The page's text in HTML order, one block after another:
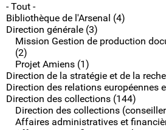
- Tout -
Bibliothèque de l'Arsenal (4)
Direction générale (3)
Mission Gestion de production
(2)
Projet Amiens (1)
Direction de la stratégie et de la
Direction des relations européennes
Direction des collections (144)
Direction des collections
Affaires administratives et